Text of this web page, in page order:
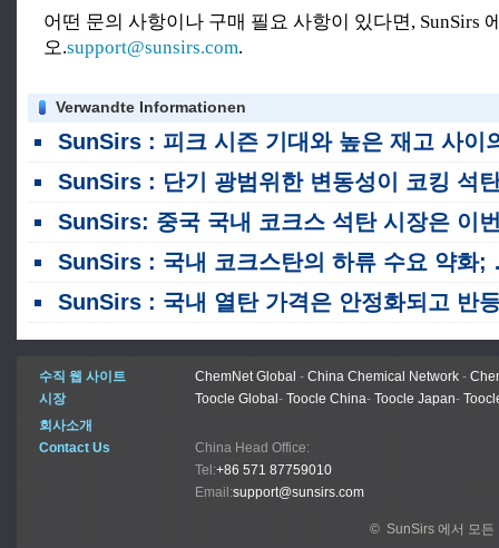
어떤 문의 사항이나 구매 필요 사항이 있다면, SunSirs
오.support@sunsirs.com.
Verwandte Informationen
SunSirs : 피크 시즌 기대와 높은 재고 사이의 tug - of - war amidst China thermal coal prices fluctuate within a narrow
SunSirs : 단기 광범위한 변동성이 코킹 석탄 선물을 기다리고 있습니
SunSirs: 중국 국내 코크스 석탄 시장은 이번 주 안정적으로 유지됩니다 (7 월 27 일 ~ 30
SunSirs : 국내 코크스탄의 하류 수요 약화; 단기적으로 광범위한 변동이 예상됨
SunSirs : 국내 열탄 가격은 안정화되고 반등하며 높은 수준의 변동 패턴을 유지할 가능성이 있습니
수직 웹 사이트 ChemNet Global - China Chemical Network -
시장
Toocle Global - Toocle China- Toocle Japan-
회사소개
Contact Us
China Head Office:
Tel:+86 571 87759010
Email:support@sunsirs.com
© SunSirs 에서 모